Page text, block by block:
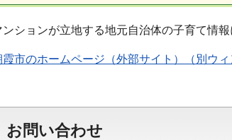
ンションが立地する地元自治体の子育て情
霞市のホームページ（外部サイト）（別ウィ
お問い合わせ